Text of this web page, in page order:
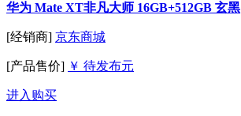
华为 Mate XT非凡大师 16GB+512GB 玄黑
[经销商] 京东商城
[产品售价] ￥ 待发布元
进入购买